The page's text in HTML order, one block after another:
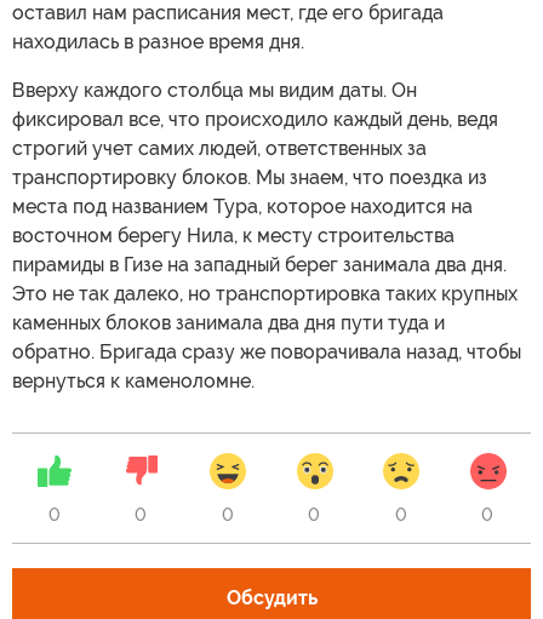
оставил нам расписания мест, где его бригада
находилась в разное время дня.
Вверху каждого столбца мы видим даты. Он
фиксировал все, что происходило каждый день, ведя
строгий учет самих людей, ответственных за
транспортировку блоков. Мы знаем, что поездка из
места под названием Тура, которое находится на
восточном берегу Нила, к месту строительства
пирамиды в Гизе на западный берег занимала два дня.
Это не так далеко, но транспортировка таких крупных
каменных блоков занимала два дня пути туда и
обратно. Бригада сразу же поворачивала назад, чтобы
вернуться к каменоломне.
0 0 0 0 0 0
Обсудить